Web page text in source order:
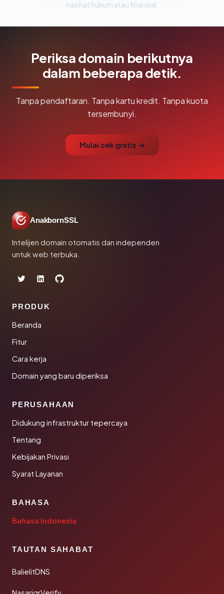
nasihat hukum atau finansial.
Periksa domain berikutnya
dalam beberapa detik.
Tanpa pendaftaran. Tanpa kartu kredit. Tanpa kuota
tersembunyi.
Mulai cek gratis →
AnakbornSSL
Intelijen domain otomatis dan independen
untuk web terbuka.
PRODUK
Beranda
Fitur
Cara kerja
Domain yang baru diperiksa
PERUSAHAAN
Didukung infrastruktur tepercaya
Tentang
Kebijakan Privasi
Syarat Layanan
BAHASA
Bahasa Indonesia
TAUTAN SAHABAT
BalielitDNS